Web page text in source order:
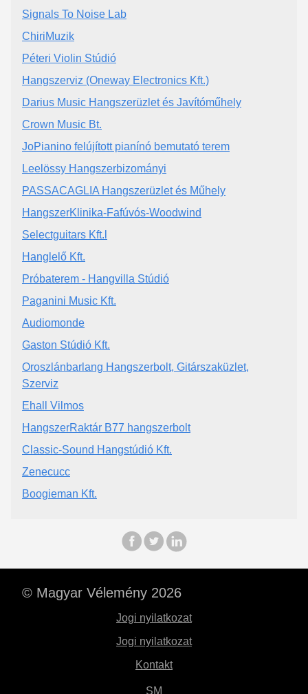
Signals To Noise Lab
ChiriMuzik
Péteri Violin Stúdió
Hangszerviz (Oneway Electronics Kft.)
Darius Music Hangszerüzlet és Javítóműhely
Crown Music Bt.
JoPianino felújított pianínó bemutató terem
Leelössy Hangszerbizományi
PASSACAGLIA Hangszerüzlet és Műhely
HangszerKlinika-Fafúvós-Woodwind
Selectguitars Kft.l
Hanglelő Kft.
Próbaterem - Hangvilla Stúdió
Paganini Music Kft.
Audiomonde
Gaston Stúdió Kft.
Oroszlánbarlang Hangszerbolt, Gitárszaküzlet,
Szerviz
Ehall Vilmos
HangszerRaktár B77 hangszerbolt
Classic-Sound Hangstúdió Kft.
Zenecucc
Boogieman Kft.
© Magyar Vélemény 2026
Jogi nyilatkozat
Jogi nyilatkozat
Kontakt
SM